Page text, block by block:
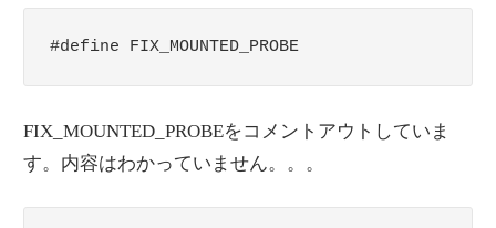
#define FIX_MOUNTED_PROBE
FIX_MOUNTED_PROBEをコメントアウトしていま
す。内容はわかっていません。。。